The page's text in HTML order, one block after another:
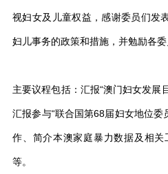
视妇女及儿童权益，感谢委员们发
妇儿事务的政策和措施，并勉励各
主要议程包括：汇报“澳门妇女发展
汇报参与“联合国第68届妇女地位委
作、简介本澳家庭暴力数据及相
等。